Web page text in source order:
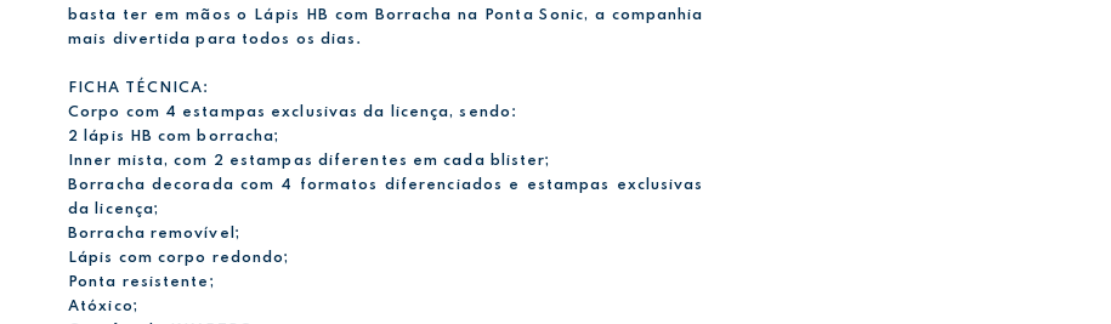
basta ter em mãos o Lápis HB com Borracha na Ponta Sonic, a companhia
mais divertida para todos os dias.
FICHA TÉCNICA:
Corpo com 4 estampas exclusivas da licença, sendo:
2 lápis HB com borracha;
Inner mista, com 2 estampas diferentes em cada blister;
Borracha decorada com 4 formatos diferenciados e estampas exclusivas
da licença;
Borracha removível;
Lápis com corpo redondo;
Ponta resistente;
Atóxico;